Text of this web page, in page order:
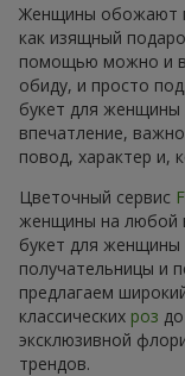
Женщины обожают
как изящный
помощью можно и
обиду, и просто
букет для женщины
впечатление,
повод, характер и,
Цветочный сервис
женщины на любой
букет для женщины
получательницы и
предлагаем
классических роз
эксклюзивной
трендов.